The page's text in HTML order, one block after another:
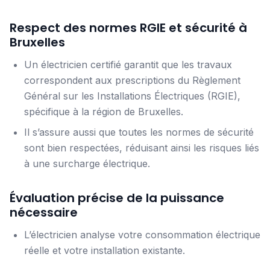
Respect des normes RGIE et sécurité à
Bruxelles
Un électricien certifié garantit que les travaux
correspondent aux prescriptions du Règlement
Général sur les Installations Électriques (RGIE),
spécifique à la région de Bruxelles.
Il s’assure aussi que toutes les normes de sécurité
sont bien respectées, réduisant ainsi les risques liés
à une surcharge électrique.
Évaluation précise de la puissance
nécessaire
L’électricien analyse votre consommation électrique
réelle et votre installation existante.